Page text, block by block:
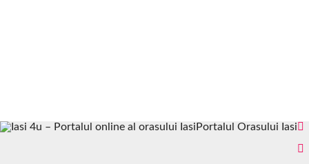
Portalul Orasului Iasi